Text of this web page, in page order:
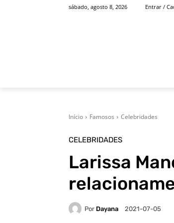
sábado, agosto 8, 2026 Entrar /
Início Famosos Celebridades
CELEBRIDADES
Larissa
Por Dayana 2021-07-05